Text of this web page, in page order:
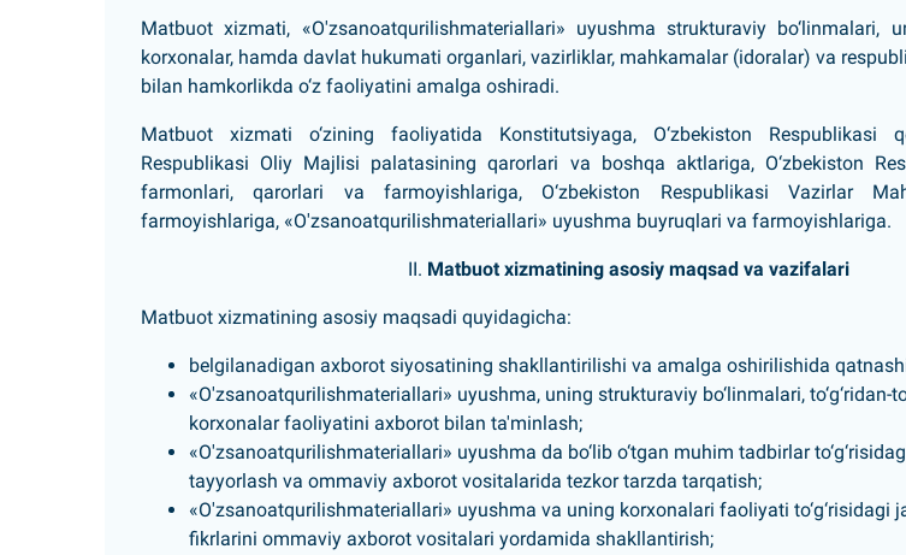
Matbuot xizmati, «O'zsanoatqurilishmateriallari» uyushma strukturaviy bo‘linmalari,
korxonalar, hamda davlat hukumati organlari, vazirliklar, mahkamalar (idoralar) va
bilan hamkorlikda o‘z faoliyatini amalga oshiradi.
Matbuot xizmati o‘zining faoliyatida Konstitutsiyaga, O‘zbekiston Respublikasi
Respublikasi Oliy Majlisi palatasining qarorlari va boshqa aktlariga, O‘zbekiston
farmonlari, qarorlari va farmoyishlariga, O‘zbekiston Respublikasi Vazirlar
farmoyishlariga, «O'zsanoatqurilishmateriallari» uyushma buyruqlari va farmoyishlariga.
II. Matbuot xizmatining asosiy maqsad va vazifalari
Matbuot xizmatining asosiy maqsadi quyidagicha:
belgilanadigan axborot siyosatining shakllantirilishi va amalga oshirilishida
«O'zsanoatqurilishmateriallari» uyushma, uning strukturaviy bo‘linmalari, to‘g‘ridan-
korxonalar faoliyatini axborot bilan ta'minlash;
«O'zsanoatqurilishmateriallari» uyushma da bo‘lib o‘tgan muhim tadbirlar
tayyorlash va ommaviy axborot vositalarida tezkor tarzda tarqatish;
«O'zsanoatqurilishmateriallari» uyushma va uning korxonalari faoliyati to‘g‘risidagi
fikrlarini ommaviy axborot vositalari yordamida shakllantirish;